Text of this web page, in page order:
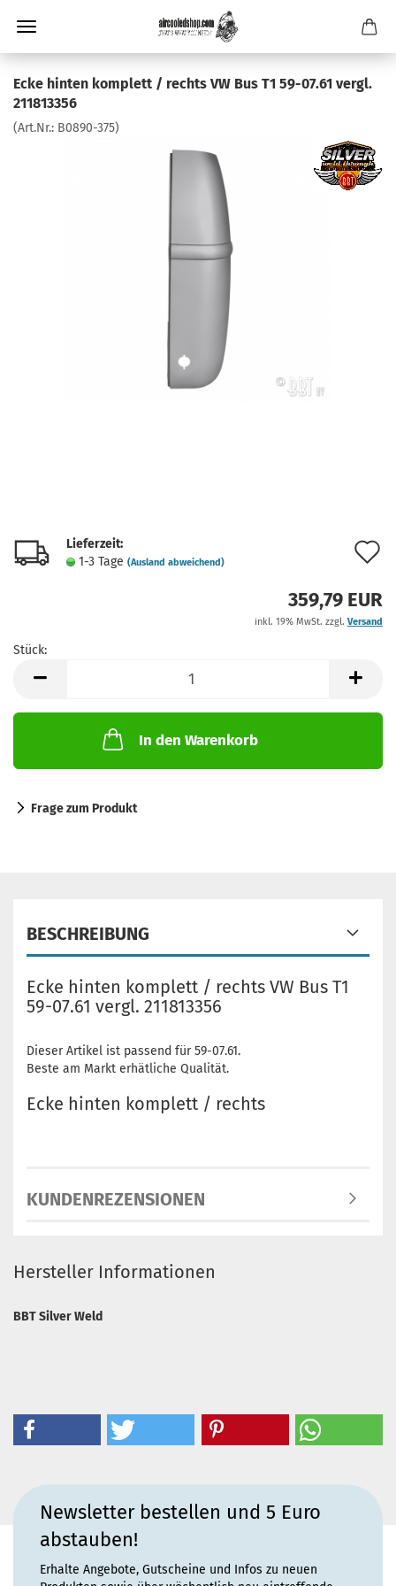
Ecke hinten komplett / rechts VW Bus T1 59-07.61 vergl.
211813356
(Art.Nr.: B0890-375)
Lieferzeit:
1-3 Tage (Ausland abweichend)
359,79 EUR
inkl. 19% MwSt. zzgl. Versand
Stück:
In den Warenkorb
Frage zum Produkt
BESCHREIBUNG
Ecke hinten komplett / rechts VW Bus T1
59-07.61 vergl. 211813356
Dieser Artikel ist passend für 59-07.61.
Beste am Markt erhätliche Qualität.
Ecke hinten komplett / rechts
KUNDENREZENSIONEN
Hersteller Informationen
BBT Silver Weld
Newsletter bestellen und 5 Euro
abstauben!
Erhalte Angebote, Gutscheine und Infos zu neuen